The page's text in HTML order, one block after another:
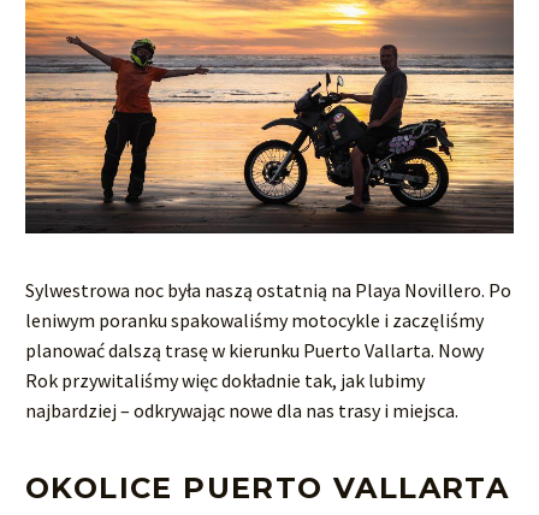
Sylwestrowa noc była naszą ostatnią na Playa Novillero. Po
leniwym poranku spakowaliśmy motocykle i zaczęliśmy
planować dalszą trasę w kierunku Puerto Vallarta. Nowy
Rok przywitaliśmy więc dokładnie tak, jak lubimy
najbardziej – odkrywając nowe dla nas trasy i miejsca.
OKOLICE PUERTO VALLARTA